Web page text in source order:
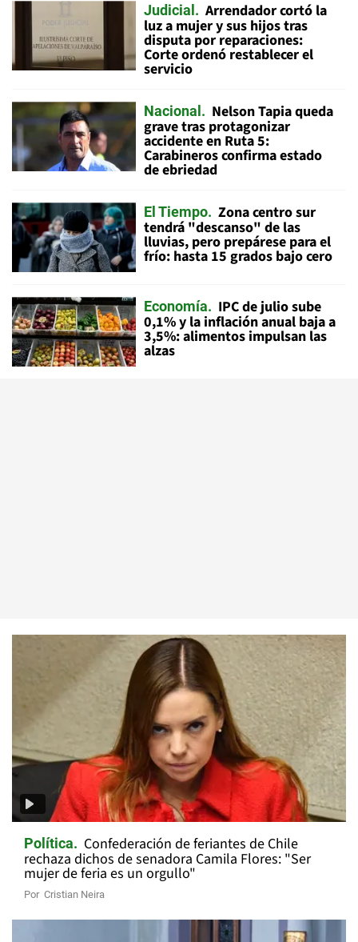
Judicial Arrendador cortó la
luz a mujer y sus hijos tras
disputa por reparaciones:
Corte ordenó restablecer el
servicio
Nacional Nelson Tapia queda
grave tras protagonizar
accidente en Ruta 5:
Carabineros confirma estado
de ebriedad
El Tiempo Zona centro sur
tendrá "descanso" de las
lluvias, pero prepárese para el
frío: hasta 15 grados bajo cero
Economía IPC de julio sube
0,1% y la inflación anual baja a
3,5%: alimentos impulsan las
alzas
Política Confederación de feriantes de Chile
rechaza dichos de senadora Camila Flores: "Ser
mujer de feria es un orgullo"
Por Cristian Neira